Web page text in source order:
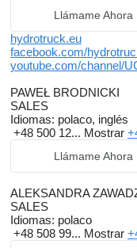
Llámame Ahora
hydrotruck.eu
facebook.com/
youtube.com/channel/
PAWEŁ BRODNICKI
SALES
Idiomas: polaco, inglés
+48 500 12... Mostrar
Llámame Ahora
ALEKSANDRA
SALES
Idiomas: polaco
+48 508 99... Mostrar